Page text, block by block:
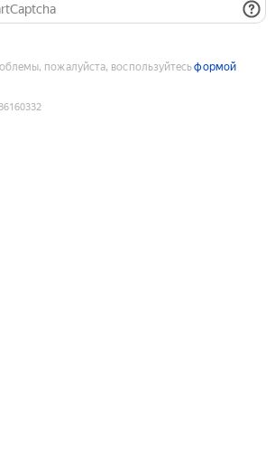
пожалуйста, воспользуйтесьформой